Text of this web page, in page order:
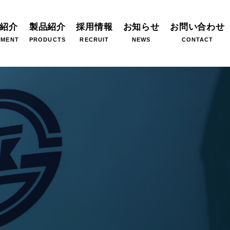
介 製品紹介
PRODUCTS
採用情報
RECRUIT
お知らせ
NEWS
お問い合わせ
CONTACT